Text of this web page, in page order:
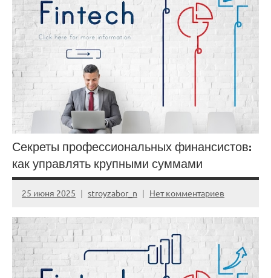
Секреты профессиональных финансистов:
как управлять крупными суммами
25 июня 2025 stroyzabor_n Нет комментариев